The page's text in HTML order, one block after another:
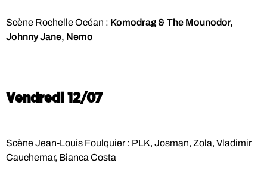
Scène Rochelle Océan : Komodrag & The Mounodor,
Johnny Jane, Nemo
Vendredi 12/07
Scène Jean-Louis Foulquier : PLK, Josman, Zola, Vladimir
Cauchemar, Bianca Costa